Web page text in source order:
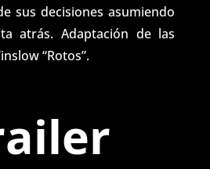
sus decisiones asumiendo
atrás. Adaptación de las
“Rotos”.